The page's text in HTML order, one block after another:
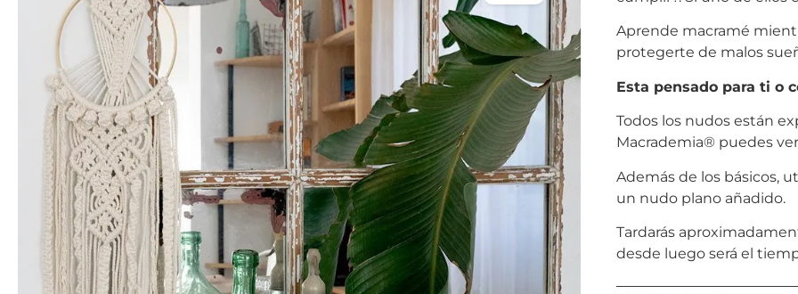
Aprende macramé
protegerte de malos
Esta pensado para ti o
Todos los nudos están
Macrademia® puedes
Además de los básicos,
un nudo plano añadido.
Tardarás
desde luego será el